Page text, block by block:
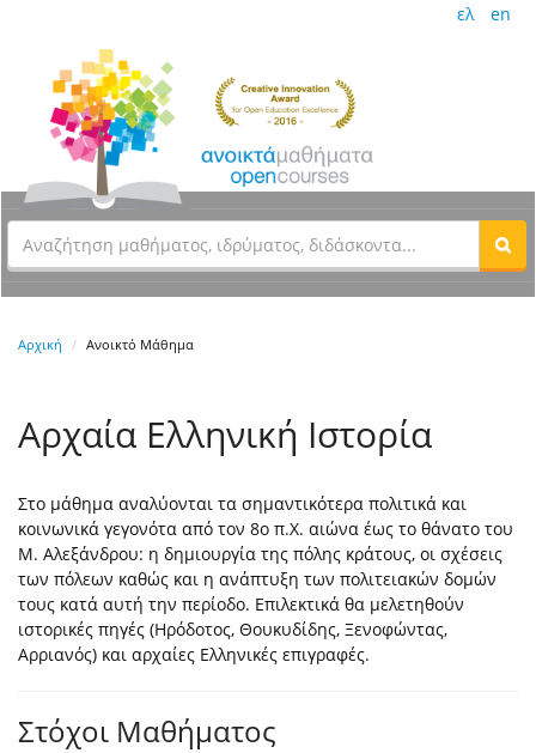
ελ en
Αρχική Ανοικτό Μάθημα
Αρχαία Ελληνική Ιστορία
Στο μάθημα αναλύονται τα σημαντικότερα πολιτικά και
κοινωνικά γεγονότα από τον 8ο π.Χ. αιώνα έως το θάνατο του
Μ. Αλεξάνδρου: η δηµιουργία της πόλης κράτους, οι σχέσεις
των πόλεων καθώς και η ανάπτυξη των πολιτειακών δοµών
τους κατά αυτή την περίοδο. Επιλεκτικά θα μελετηθούν
ιστορικές πηγές (Ηρόδοτος, Θουκυδίδης, Ξενοφώντας,
Αρριανός) και αρχαίες Ελληνικές επιγραφές.
Στόχοι Μαθήματος